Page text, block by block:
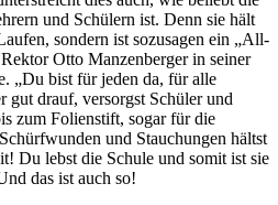
und Schülern ist. Denn sie hält
sondern ist sozusagen ein „All-
Otto Manzenberger in seiner
„Du bist für jeden da, für alle
gut drauf, versorgst Schüler und
zum Folienstift, sogar für die
und Stauchungen hältst
Du lebst die Schule und somit ist sie
das ist auch so!